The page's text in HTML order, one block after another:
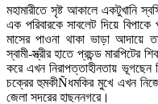
মহামারীতে সৃষ্ট আকালে একটুখানি
এক পরিবারকে সাবলেট দিয়ে
মাসের পাওনা থাকা ভাড়া আদায়ে
স্বামী-স্ত্রীর হাতে প্রচন্ড মারপিটের
করে এখন নিরাপত্তাহীনতায় ভূগছেন
চক্রের হুমকীÑধমকির মুখে এখন
জেলা সদরের হাছননগরে।